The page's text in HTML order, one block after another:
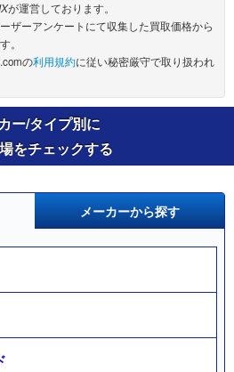
が運営しております。
ザーアンケートにて収集した買取価格から
。
の利用規約に従い秘密厳守で取り扱われ
ー/タイプ別に
をチェックする
メーカーから探す